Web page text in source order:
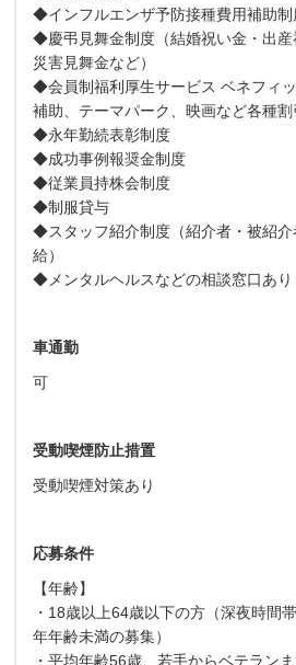
◆インフルエンザ予防接種費用補助制
◆慶弔見舞金制度（結婚祝い金・出産
災害見舞金など）
◆会員制福利厚生サービス ベネフィ
補助、テーマパーク、映画など各種割
◆永年勤続表彰制度
◆成功事例報奨金制度
◆従業員持株会制度
◆制服貸与
◆スタッフ紹介制度（紹介者・被紹介
給）
◆メンタルヘルスなどの相談窓口あり
車通勤
可
受動喫煙防止措置
受動喫煙対策あり
応募条件
【年齢】
・18歳以上64歳以下の方（深夜時間
年年齢未満の募集）
・平均年齢56歳、若手からベテランま